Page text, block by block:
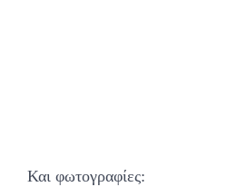
Και φωτογραφίες: